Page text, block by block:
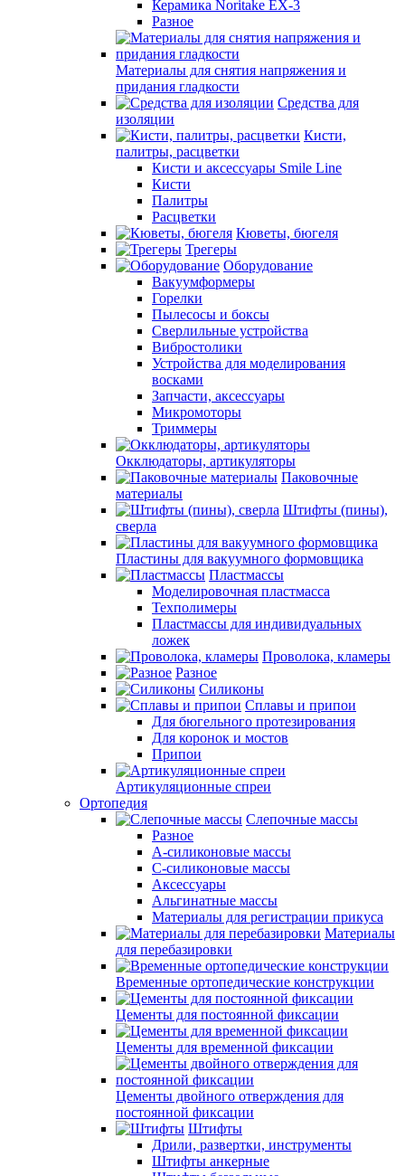
Керамика Noritake EX-3
Разное
Материалы для снятия напряжения и
придания гладкости
Средства для
изоляции
Кисти,
палитры, расцветки
Кисти и аксессуары Smile Line
Кисти
Палитры
Расцветки
Кюветы, бюгеля
Трегеры
Оборудование
Вакуумформеры
Горелки
Пылесосы и боксы
Сверлильные устройства
Вибростолики
Устройства для моделирования
восками
Запчасти, аксессуары
Микромоторы
Триммеры
Окклюдаторы, артикуляторы
Паковочные
материалы
Штифты (пины),
сверла
Пластины для вакуумного формовщика
Пластмассы
Моделировочная пластмасса
Техполимеры
Пластмассы для индивидуальных
ложек
Проволока, кламеры
Разное
Силиконы
Сплавы и припои
Для бюгельного протезирования
Для коронок и мостов
Припои
Артикуляционные спреи
Ортопедия
Слепочные массы
Разное
А-силиконовые массы
С-силиконовые массы
Аксессуары
Альгинатные массы
Материалы для регистрации прикуса
Материалы
для перебазировки
Временные ортопедические конструкции
Цементы для постоянной фиксации
Цементы для временной фиксации
Цементы двойного отверждения для
постоянной фиксации
Штифты
Дрили, развертки, инструменты
Штифты анкерные